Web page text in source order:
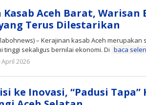
Aceh Barat, Warisan
Terus Dilestarikan
– Kerajinan kasab Aceh
tinggi sekaligus bernilai ekonomi. Di baca
April 2026
ke Inovasi, “Padusi